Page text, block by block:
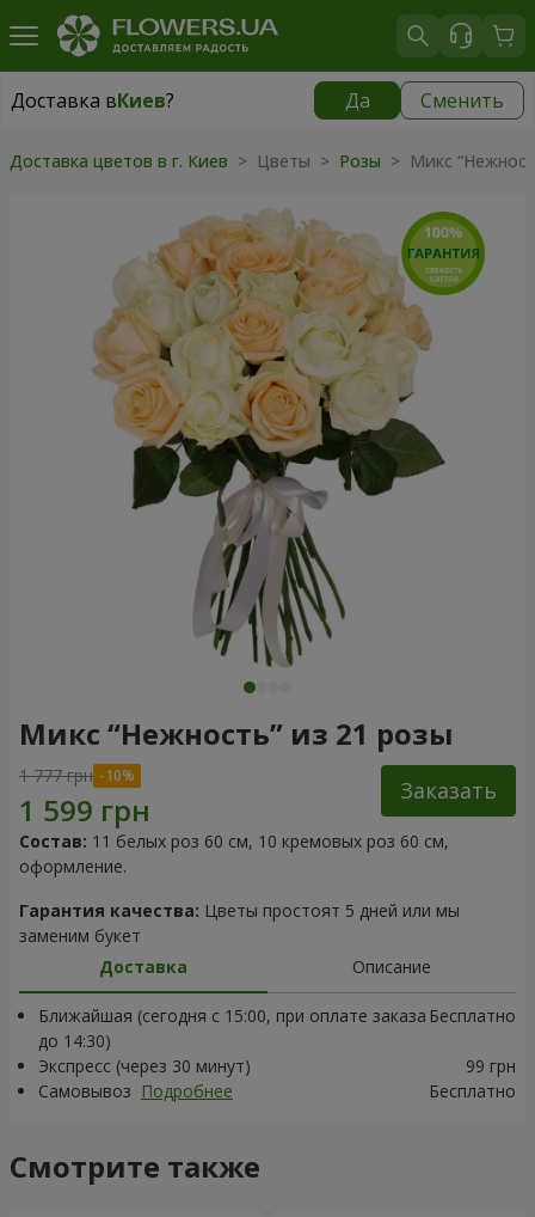
Доставка вКиев? Да Сменить
Доставка вКиев
Доставка цветов в г. Киев > Цветы > Розы > Микс
Микс “Нежность” из 21 розы
1 777 грн
Заказать
Состав: 11 белых роз 60 см, 10 кремовых роз 60 см,
оформление.
Гарантия качества: Цветы простоят 5 дней или мы
заменим букет
Доставка
Описание
Ближайшая (сегодня с 15:00, при оплате заказа
до 14:30)
Бесплатно
Экспресс (через 30 минут)
99 грн
Самовывоз Подробнее Бесплатно
Смотрите также